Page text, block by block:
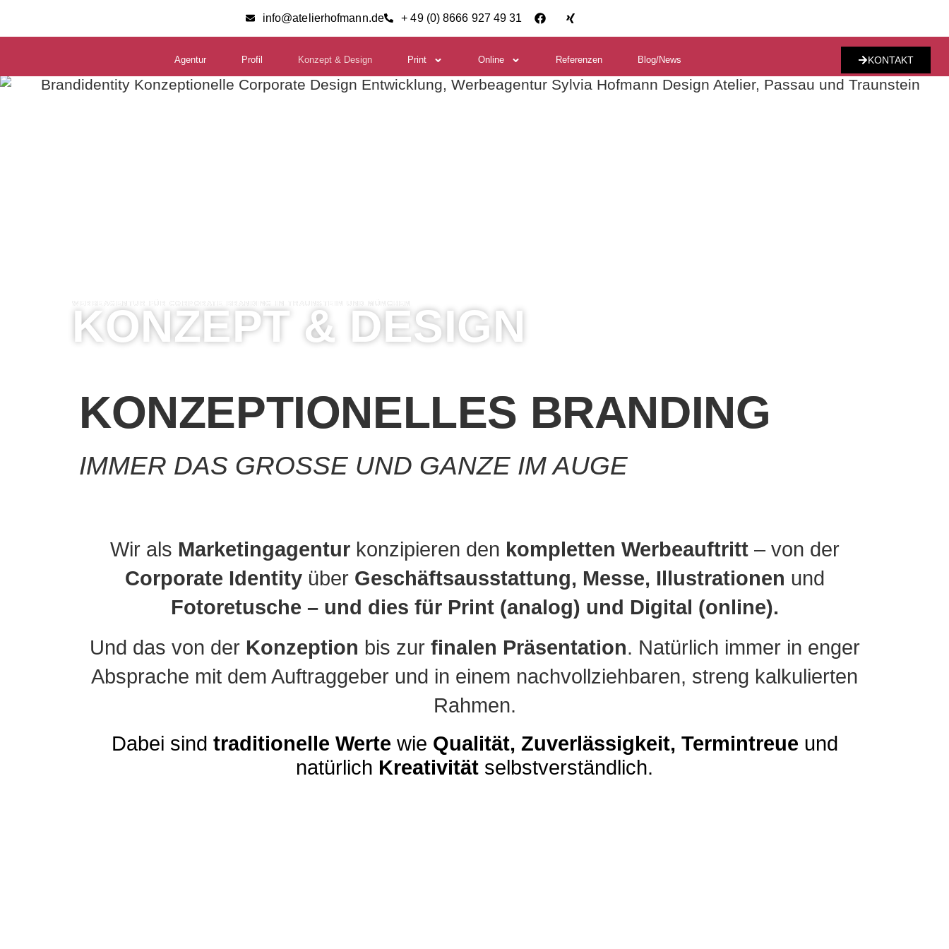
info@atelierhofmann.de + 49 (0) 8666 927 49 31
KONTAKT
Agentur Profil Konzept & Design Print Online Referenzen Blog/News
KONZEPT & DESIGN
KONZEP­TIONELLES BRANDING
IMMER DAS GROSSE UND GANZE IM AUGE
Wir als Marketingagenturkonzipieren den kompletten Werbeauftritt– von der
Corporate Identityüber Geschäfts­ausstattung, Messe, Illustrationen und
Fotoretusche – und dies für Print (analog) und Digital (online).
Und das von der Konzeption bis zur finalen Präsentation. Natürlich immer in enger
Absprache mit dem Auftraggeber und in einem nachvollziehbaren, streng kalkulierten
Rahmen.
Dabei sind traditionelle Werte wie Qualität, Zuverlässigkeit, Termintreue und
natürlich Kreativität selbstverständlich.